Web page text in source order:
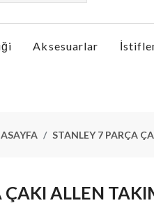
Aksesuarlar
STANLEY 7 PARÇA
ÇAKI ALLEN